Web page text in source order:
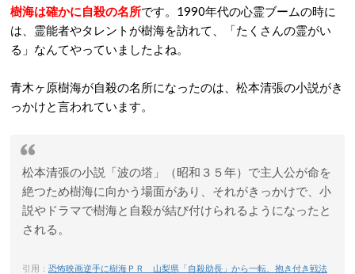
樹海は確かに自殺の名所です。1990年代の心霊ブームの時に
は、霊能者やタレントが樹海を訪れて、「たくさんの霊がい
る」なんてやっていましたよね。
青木ヶ原樹海が自殺の名所になったのは、松本清張の小説がき
っかけと言われています。
松本清張の小説「波の塔」（昭和３５年）で主人公が命を
絶つため樹海に向かう場面があり、それがきっかけで、小
説やドラマで樹海と自殺が結び付けられるようになったと
される。
引用： 恐怖映画逆手に樹海ＰＲ 山梨県「自殺助長」から一転、抱き付き戦法